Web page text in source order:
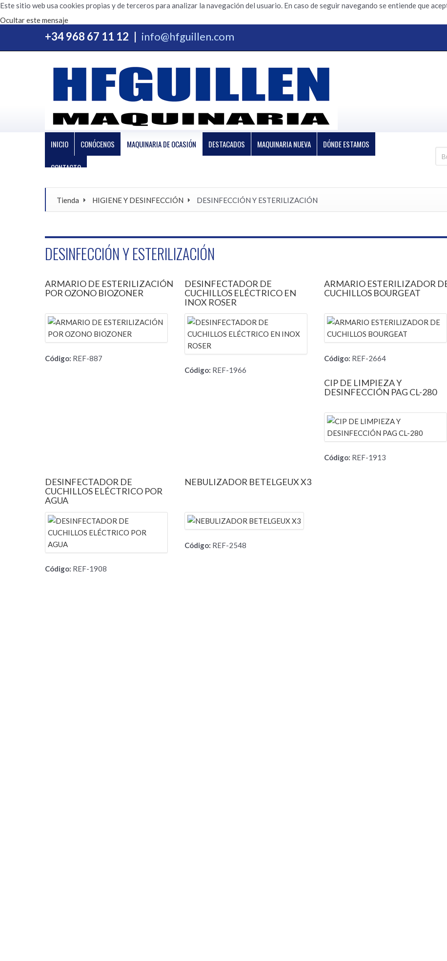
Este sitio web usa cookies propias y de terceros para analizar la navegación del usuario. En caso de seguir navegando se entiende que
Ocultar este mensaje
+34 968 67 11 12 info@hfguillen.com
INICIO CONÓCENOS MAQUINARIA DE OCASIÓN DESTACADOS MAQUINARIA NUEVA DÓNDE ESTAMOS
CONTACTO
Tienda HIGIENE Y DESINFECCIÓN DESINFECCIÓN Y ESTERILIZACIÓN
DESINFECCIÓN Y ESTERILIZACIÓN
ARMARIO DE ESTERILIZACIÓN
POR OZONO BIOZONER
Código: REF-887
DESINFECTADOR DE
CUCHILLOS ELÉCTRICO EN
INOX ROSER
Código: REF-1966
ARMARIO ESTERILIZADOR
CUCHILLOS BOURGEAT
Código: REF-2664
CIP DE LIMPIEZA Y
DESINFECCIÓN PAG CL-280
Código: REF-1913
DESINFECTADOR DE
CUCHILLOS ELÉCTRICO POR
AGUA
Código: REF-1908
NEBULIZADOR BETELGEUX X3
Código: REF-2548